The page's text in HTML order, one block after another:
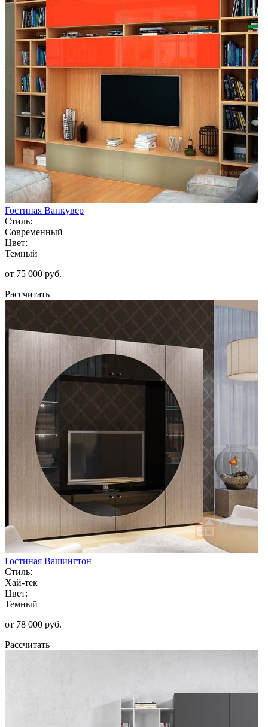
Гостиная Ванкувер
Стиль:
Современный
Цвет:
Темный
от 75 000 руб.
Рассчитать
Гостиная Вашингтон
Стиль:
Хай-тек
Цвет:
Темный
от 78 000 руб.
Рассчитать